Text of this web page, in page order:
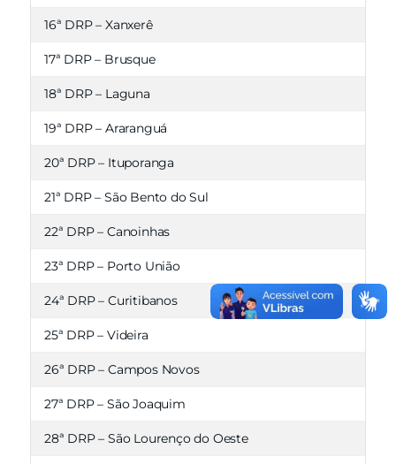
16ª DRP – Xanxerê
17ª DRP – Brusque
18ª DRP – Laguna
19ª DRP – Araranguá
20ª DRP – Ituporanga
21ª DRP – São Bento do Sul
22ª DRP – Canoinhas
23ª DRP – Porto União
24ª DRP – Curitibanos
25ª DRP – Videira
26ª DRP – Campos Novos
27ª DRP – São Joaquim
28ª DRP – São Lourenço do Oeste